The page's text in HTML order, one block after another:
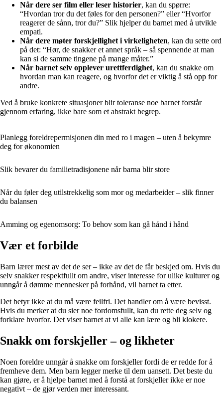
Når dere ser film eller leser historier, kan du spørre:
“Hvordan tror du det føles for den personen?” eller “Hvorfor
reagerer de sånn, tror du?” Slik hjelper du barnet med å utvikle
empati.
Når dere møter forskjellighet i virkeligheten, kan du sette ord
på det: “Hør, de snakker et annet språk – så spennende at man
kan si de samme tingene på mange måter.”
Når barnet selv opplever urettferdighet, kan du snakke om
hvordan man kan reagere, og hvorfor det er viktig å stå opp for
andre.
Ved å bruke konkrete situasjoner blir toleranse noe barnet forstår
gjennom erfaring, ikke bare som et abstrakt begrep.
Planlegg foreldrepermisjonen din med ro i magen – uten å bekymre
deg for økonomien
Slik bevarer du familietradisjonene når barna blir store
Når du føler deg utilstrekkelig som mor og medarbeider – slik finner
du balansen
Amming og egenomsorg: To behov som kan gå hånd i hånd
Vær et forbilde
Barn lærer mest av det de ser – ikke av det de får beskjed om. Hvis du
selv snakker respektfullt om andre, viser interesse for ulike kulturer og
unngår å dømme mennesker på forhånd, vil barnet ta etter.
Det betyr ikke at du må være feilfri. Det handler om å være bevisst.
Hvis du merker at du sier noe fordomsfullt, kan du rette deg selv og
forklare hvorfor. Det viser barnet at vi alle kan lære og bli klokere.
Snakk om forskjeller – og likheter
Noen foreldre unngår å snakke om forskjeller fordi de er redde for å
fremheve dem. Men barn legger merke til dem uansett. Det beste du
kan gjøre, er å hjelpe barnet med å forstå at forskjeller ikke er noe
negativt – de gjør verden mer interessant.